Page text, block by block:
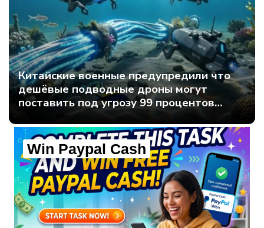
Китайские военные предупредили что
дешёвые подводные дроны могут
поставить под угрозу 99 процентов
мирового интернет-трафика - Интернет
технологии.
Win Paypal Cash